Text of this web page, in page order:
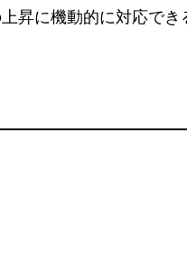
昇に機動的に対応でき